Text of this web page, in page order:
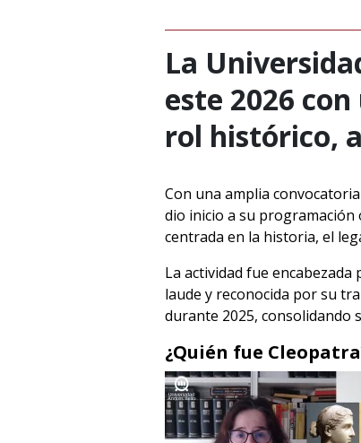
La
este 2026
rol histórico,
Con una amplia
dio inicio a su programación
centrada en la historia, el
La actividad fue
laude y reconocida por su
durante 2025, consolidando
¿Quién fue